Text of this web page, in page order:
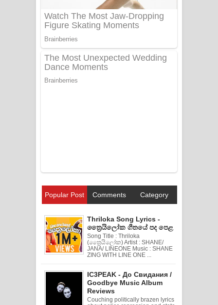
Popular Post Comments Category
Thriloka Song Lyrics -
ත්‍රෛයිලෝක ගීතයේ පද පෙළ
Song Title : Thriloka
(ත්‍රෛයිලෝක) Artist : SHANE/
JANA/ LINEONE Music : SHANE
ZING WITH LINE ONE ...
IC3PEAK - До Свидания /
Goodbye Music Album
Reviews
Couching politically brazen lyrics